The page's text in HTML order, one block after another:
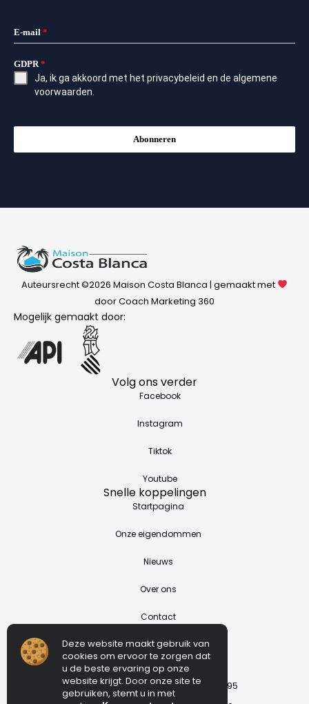
E-mail *
GDPR*
Ja, ik ga akkoord met het privacybeleid en de algemene
voorwaarden
Abonneren
Auteursrecht ©2026 Maison Costa Blanca | gemaakt met
door Coach Marketing 360
Mogelijk gemaakt door:
Volg ons verder
Facebook
Instagram
Tiktok
Youtube
[email protected]
+34 667 642 695
Giuseppe (API A086) : 0034.667.642.695
Snelle koppelingen
Startpagina
Onze eigendommen
Nieuws
Over ons
Contact
Deze website maakt gebruik van
cookies om ervoor te zorgen dat
u de beste ervaring op onze
website krijgt. Door onze site te
gebruiken, stemt u in met